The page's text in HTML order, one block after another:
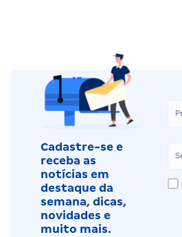
Cadastre-se e
receba as
notícias em
destaque da
semana, dicas,
novidades e
muito mais.